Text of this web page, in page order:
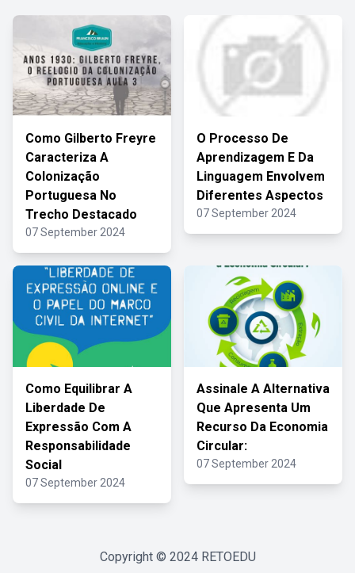
Como Gilberto Freyre
Caracteriza A
Colonização
Portuguesa No
Trecho Destacado
07 September 2024
O Processo De
Aprendizagem E Da
Linguagem Envolvem
Diferentes Aspectos
07 September 2024
Como Equilibrar A
Liberdade De
Expressão Com A
Responsabilidade
Social
07 September 2024
Assinale A Alternativa
Que Apresenta Um
Recurso Da Economia
Circular:
07 September 2024
Copyright © 2024 RETOEDU